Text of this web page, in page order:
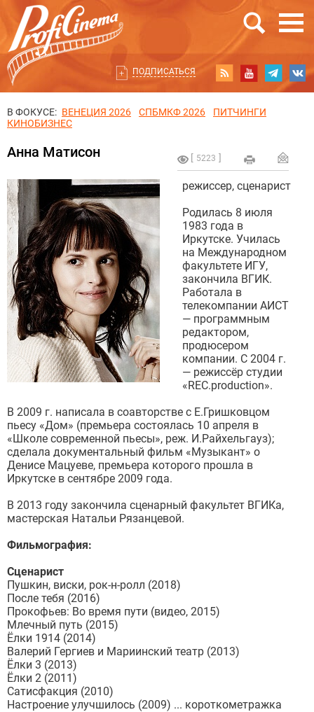
ПОДПИСАТЬСЯ
В ФОКУСЕ: ВЕНЕЦИЯ 2026 СПБМКФ 2026
ПИТЧИНГИ
КИНОБИЗНЕС
5223
Анна Матисон
режиссер, сценарист
Родилась 8 июля
1983 года в
Иркутске. Училась
на Международном
факультете ИГУ,
закончила ВГИК.
Работала в
телекомпании АИСТ
— программным
редактором,
продюсером
компании. С 2004 г.
— режиссёр студии
«REC.production».
В 2009 г. написала в соавторстве с Е.Гришковцом
пьесу «Дом» (премьера состоялась 10 апреля в
«Школе современной пьесы», реж. И.Райхельгауз);
сделала документальный фильм «Музыкант» о
Денисе Мацуеве, премьера которого прошла в
Иркутске в сентябре 2009 года.
В 2013 году закончила сценарный факультет ВГИКа,
мастерская Натальи Рязанцевой.
Фильмография:
Сценарист
Пушкин, виски, рок-н-ролл (2018)
После тебя (2016)
Прокофьев: Во время пути (видео, 2015)
Млечный путь (2015)
Ёлки 1914 (2014)
Валерий Гергиев и Мариинский театр (2013)
Ёлки 3 (2013)
Ёлки 2 (2011)
Сатисфакция (2010)
Настроение улучшилось (2009) ... короткометражка